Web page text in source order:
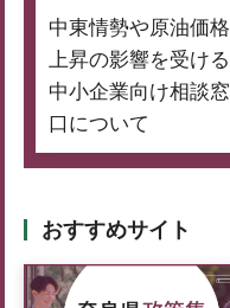
中東情勢や原油価格
上昇の影響を受ける
中小企業向け相談窓
口について
おすすめサイト